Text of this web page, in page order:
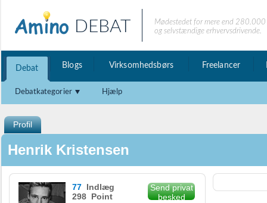
DEBAT
Mødestedet for mere end
og selvstændige erhvervsdrivende.
Debat Blogs Virksomhedsbørs Freelancer
Debatkategorier Hjælp
Profil
Henrik Kristensen
77 Indlæg
298 Point
Send privat
besked